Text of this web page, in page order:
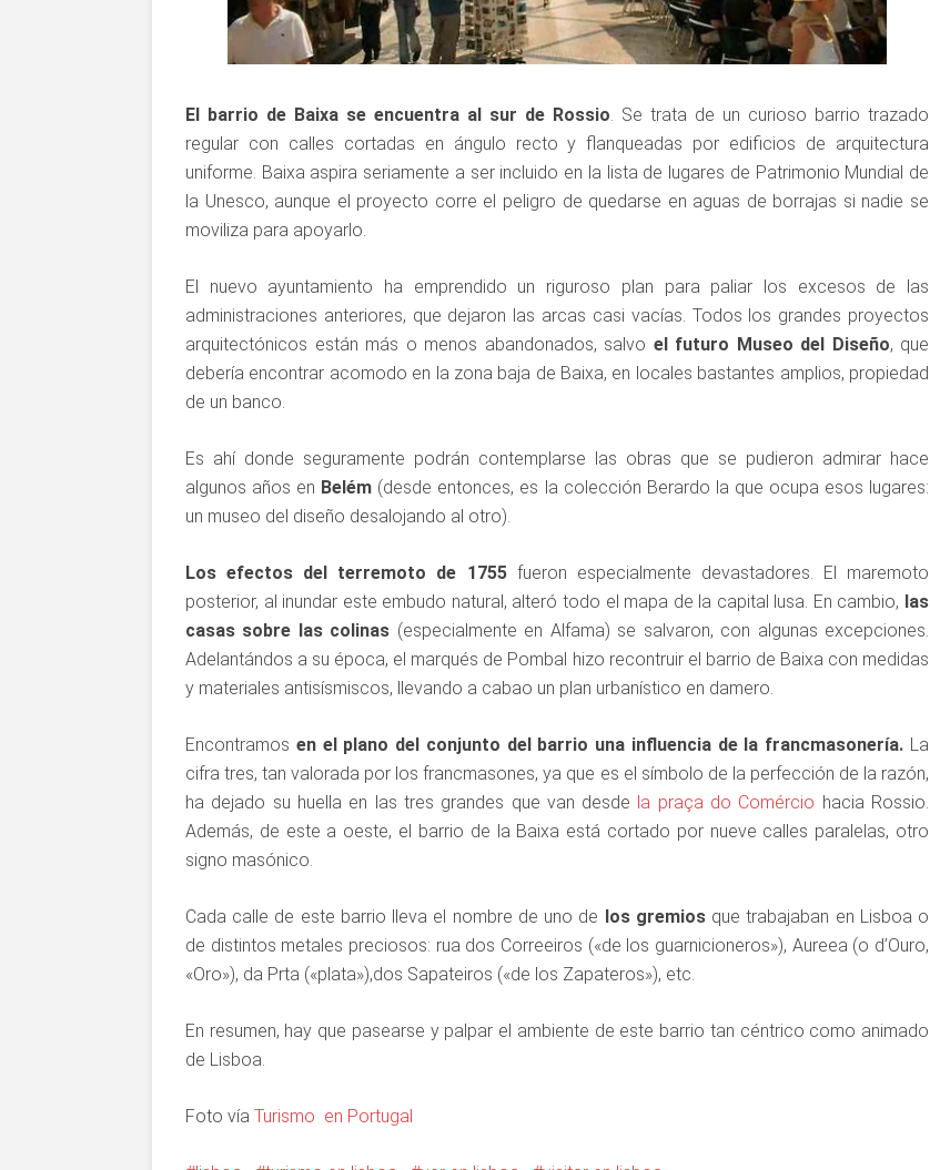
El barrio de Baixa se encuentra al sur de Rossio . Se trata de un curioso barrio trazado
regular con calles cortadas en ángulo recto y flanqueadas por edificios de arquitectura
uniforme. Baixa aspira seriamente a ser incluido en la lista de lugares de Patrimonio Mundial de
la Unesco, aunque el proyecto corre el peligro de quedarse en aguas de borrajas si nadie se
moviliza para apoyarlo.
El nuevo ayuntamiento ha emprendido un riguroso plan para paliar los excesos de las
administraciones anteriores, que dejaron las arcas casi vacías. Todos los grandes proyectos
arquitectónicos están más o menos abandonados, salvo el futuro Museo del Diseño, que
debería encontrar acomodo en la zona baja de Baixa, en locales bastantes amplios, propiedad
de un banco.
Es ahí donde seguramente podrán contemplarse las obras que se pudieron admirar hace
algunos años en Belém (desde entonces, es la colección Berardo la que ocupa esos lugares:
un museo del diseño desalojando al otro).
Los efectos del terremoto de 1755fueron especialmente devastadores. El maremoto
posterior, al inundar este embudo natural, alteró todo el mapa de la capital lusa. En cambio, las
casas sobre las colinas (especialmente en Alfama) se salvaron, con algunas excepciones.
Adelantándos a su época, el marqués de Pombal hizo recontruir el barrio de Baixa con medidas
y materiales antisísmiscos, llevando a cabao un plan urbanístico en damero.
Encontramos en el plano del conjunto del barrio una influencia de la francmasonería. La
cifra tres, tan valorada por los francmasones, ya que es el símbolo de la perfección de la razón,
ha dejado su huella en las tres grandes que van desde la praça do Comércio hacia Rossio.
Además, de este a oeste, el barrio de la Baixa está cortado por nueve calles paralelas, otro
signo masónico.
Cada calle de este barrio lleva el nombre de uno de los gremiosque trabajaban en Lisboa o
de distintos metales preciosos: rua dos Correeiros («de los guarnicioneros»), Aureea (o d’Ouro,
«Oro»), da Prta («plata»),dos Sapateiros («de los Zapateros»), etc.
En resumen, hay que pasearse y palpar el ambiente de este barrio tan céntrico como animado
de Lisboa.
Foto vía Turismo en Portugal